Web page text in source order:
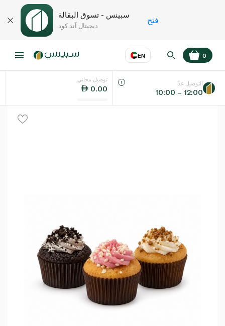
سبينس - تسوق البقالة
ديجيتال آند كود
فتح
EN
اللغة عر
0
توصيل مجاني
0.00
التوصيل غدًا
10:00 – 12:00